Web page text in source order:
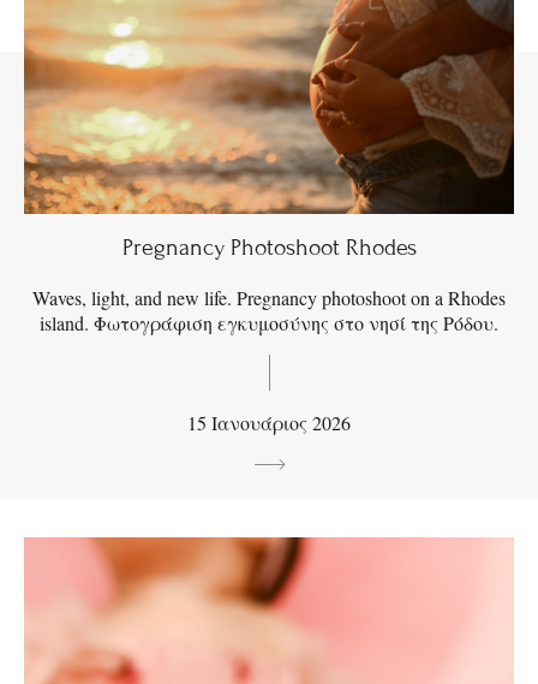
Pregnancy Photoshoot Rhodes
Waves, light, and new life. Pregnancy photoshoot on a Rhodes
island. Φωτογράφιση εγκυμοσύνης στο νησί της Ρόδου.
15 Ιανουάριος 2026